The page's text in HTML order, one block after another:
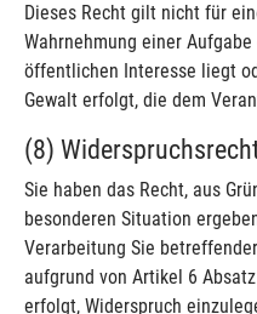
Dieses Recht gilt nicht für
Wahrnehmung einer
öffentlichen Interesse liegt
Gewalt erfolgt, die dem
(8)
Sie haben das Recht, aus
besonderen Situation
Verarbeitung Sie
aufgrund von Artikel 6
erfolgt, Widerspruch